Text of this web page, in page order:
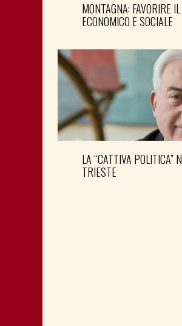
MONTAGNA: FAVORIRE
ECONOMICO E SOCIALE
LA “CATTIVA POLITICA”
TRIESTE